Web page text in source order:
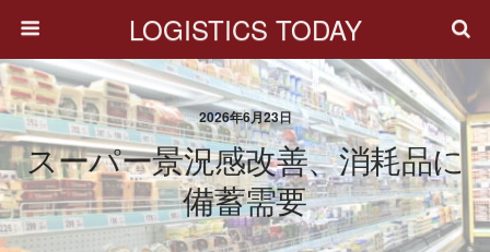
LOGISTICS TODAY
2026年6月23日
スーパー景況感改善、消耗品に
備蓄需要